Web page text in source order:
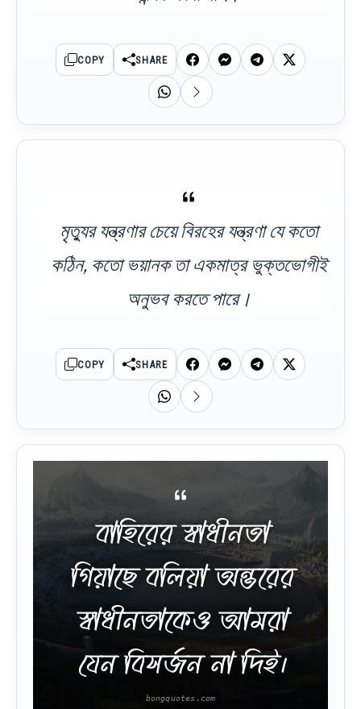
COPY SHARE
মৃত্যুর যন্ত্রণার চেয়ে বিরহের যন্ত্রণা যে কতো
কঠিন, কতো ভয়ানক তা একমাত্র ভুক্তভোগীই
অনুভব করতে পারে।
COPY SHARE
বাহিরের স্বাধীনতা
গিয়াছে বলিয়া অন্তরের
স্বাধীনতাকেও আমরা
যেন বিসর্জন না দিই।